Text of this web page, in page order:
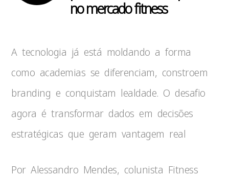
no mercado fitness
A tecnologia já está moldando a forma
como academias se diferenciam, constroem
branding e conquistam lealdade. O desafio
agora é transformar dados em decisões
estratégicas que geram vantagem real
Por Alessandro Mendes, colunista Fitness